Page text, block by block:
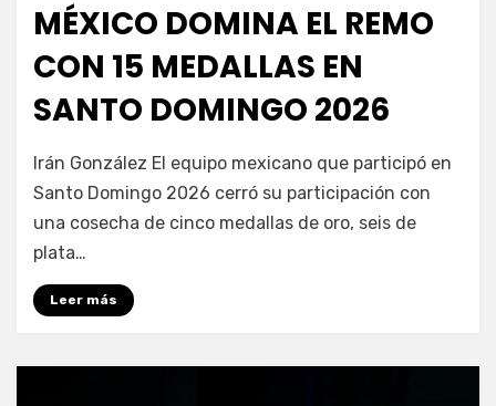
MÉXICO DOMINA EL REMO
CON 15 MEDALLAS EN
SANTO DOMINGO 2026
por Fernando Miranda Servín
Irán González El equipo mexicano que participó en
Santo Domingo 2026 cerró su participación con
una cosecha de cinco medallas de oro, seis de
plata…
Leer más